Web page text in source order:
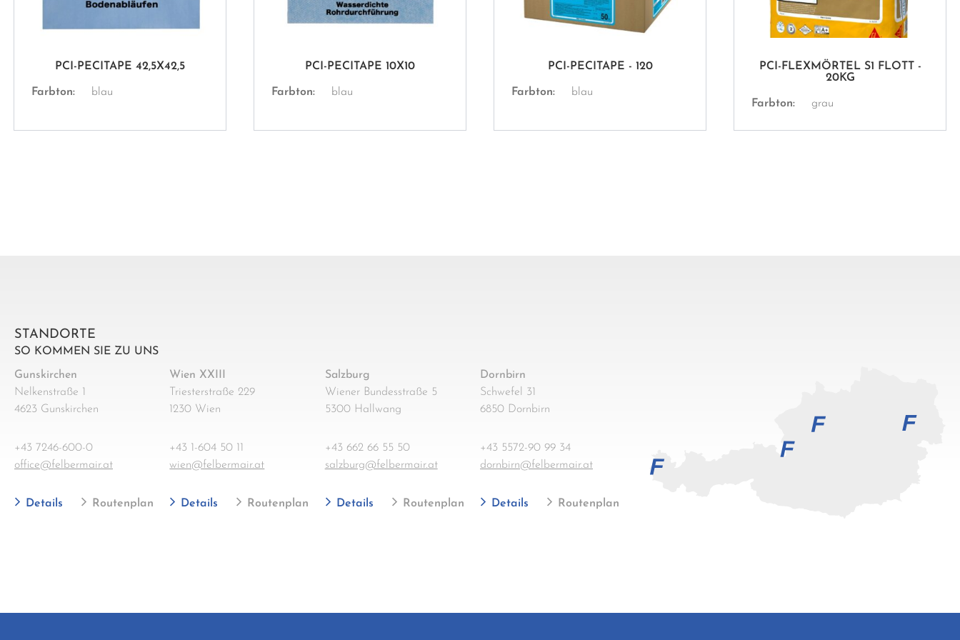
PCI-PECITAPE 42,5X42,5
Farbton: blau
PCI-PECITAPE 10X10
Farbton: blau
PCI-PECITAPE - 120
Farbton: blau
PCI-FLEXMÖRTEL S1 FLOTT -
20KG
Farbton: grau
STANDORTE
SO KOMMEN SIE ZU UNS
Gunskirchen
Nelkenstraße 1
4623 Gunskirchen
+43 7246-600-0
office@felbermair.at
Details Routenplan
Wien XXIII
Triesterstraße 229
1230 Wien
+43 1-604 50 11
wien@felbermair.at
Details Routenplan
Salzburg
Wiener Bundesstraße 5
5300 Hallwang
+43 662 66 55 50
salzburg@felbermair.at
Details Routenplan
Dornbirn
Schwefel 31
6850 Dornbirn
+43 5572-90 99 34
dornbirn@felbermair.at
Details Routenplan